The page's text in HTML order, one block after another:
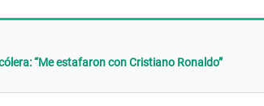
“Me estafaron con Cristiano Ronaldo”